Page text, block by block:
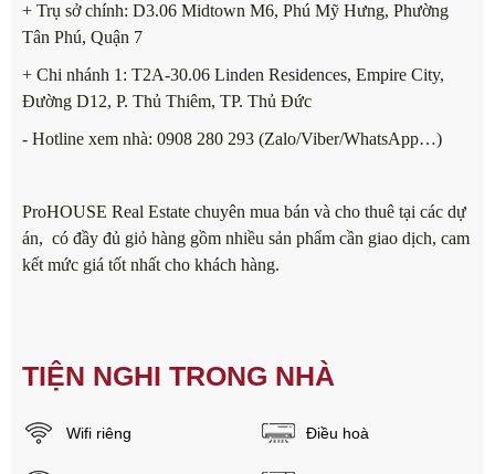
+ Trụ sở chính: D3.06 Midtown M6, Phú Mỹ Hưng, Phường
Tân Phú, Quận 7
+ Chi nhánh 1: T2A-30.06 Linden Residences, Empire City,
Đường D12, P. Thủ Thiêm, TP. Thủ Đức
- Hotline xem nhà: 0908 280 293 (Zalo/Viber/WhatsApp…)
ProHOUSE Real Estate chuyên mua bán và cho thuê tại các dự
án, có đầy đủ giỏ hàng gồm nhiều sản phẩm cần giao dịch, cam
kết mức giá tốt nhất cho khách hàng.
TIỆN NGHI TRONG NHÀ
Wifi riêng Điều hoà